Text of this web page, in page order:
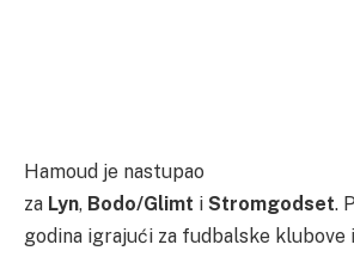
Hamoud je nastupao
za Lyn, Bodo/Glimt i Stromgodset.
godina igrajući za fudbalske klubove